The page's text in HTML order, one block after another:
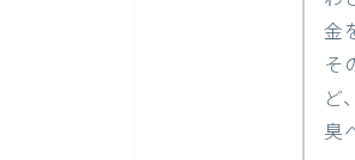
金
そ
ど
臭